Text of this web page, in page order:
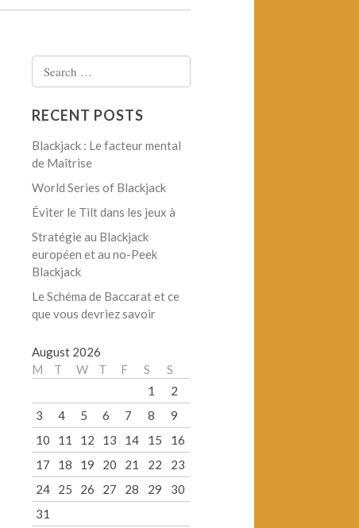
for:
RECENT POSTS
Blackjack : Le facteur mental
de Maîtrise
World Series of Blackjack
Éviter le Tilt dans les jeux à
Stratégie au Blackjack
européen et au no-Peek
Blackjack
Le Schéma de Baccarat et ce
que vous devriez savoir
August 2026
M
T W T F S
S
1
2
3
4 5 6 7 8
9
10
11 12 13 14 15
16
17
18 19 20 21 22
23
24
25 26 27 28 29
30
31